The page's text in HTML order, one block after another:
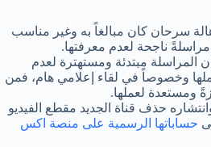
سرحان كان مبالغاً به وغير مناسب
مراسلةً ناجحة لعدم معرفتها.
المراسلة مبتدئة ومستهترة لعدم
وخصوصاً في لقاء إعلامي هام، فمن
ومستعدة لعملها.
حذف قناة الجديد مقطع الفيديو
حساباتها الرسمية على منصة اكس